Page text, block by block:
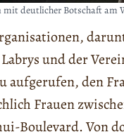
deutlicher Botschaft am
und der
aufgerufen, den
Frauen
Boulevard. Von